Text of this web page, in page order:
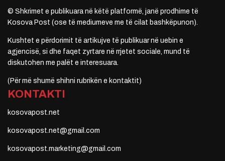
© Shkrimet e publikuara në këtë platformë, janë prodhime të
Kosova Post (ose të mediumeve me të cilat bashkëpunon).
Kushtet e përdorimit të artikujve të publikuar në uebin e
agjencisë, si dhe faqet zyrtare në rrjetet sociale, mund të
diskutohen me palët e interesuara.
(Për më shumë shihni rubrikën e kontaktit)
KONTAKTI
kosovapost.net
kosovapost.net@gmail.com
kosovapost.marketing@gmail.com